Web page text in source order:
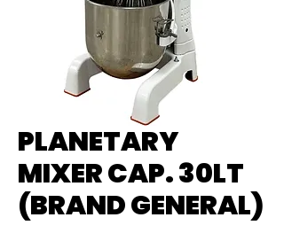
PLANETARY
MIXER CAP. 30LT
(BRAND GENERAL)